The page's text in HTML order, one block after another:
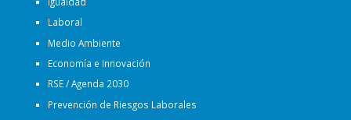
Laboral
Medio Ambiente
Economía e Innovación
RSE / Agenda 2030
Prevención de Riesgos Laborales